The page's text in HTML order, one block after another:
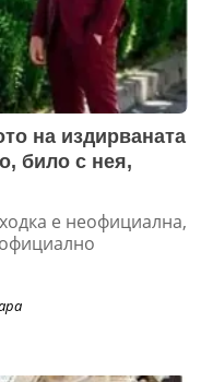
на издирваната
било с нея,
е неофициална,
официално